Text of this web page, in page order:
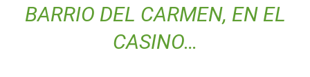
BARRIO DEL CARMEN, EN EL
CASINO…